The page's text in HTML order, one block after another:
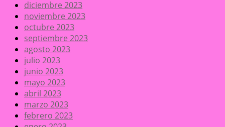
diciembre 2023
noviembre 2023
octubre 2023
septiembre 2023
agosto 2023
julio 2023
junio 2023
mayo 2023
abril 2023
marzo 2023
febrero 2023